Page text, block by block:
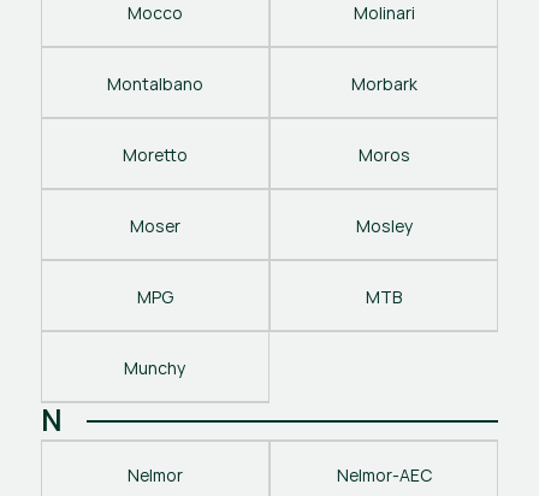
Mocco Molinari
Montalbano Morbark
Moretto Moros
Moser Mosley
MPG MTB
Munchy
N
Nelmor Nelmor-AEC